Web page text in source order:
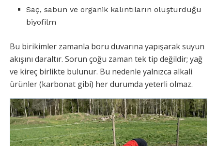
Saç, sabun ve organik kalıntıların oluşturduğu
biyofilm
Bu birikimler zamanla boru duvarına yapışarak suyun
akışını daraltır. Sorun çoğu zaman tek tip değildir; yağ
ve kireç birlikte bulunur. Bu nedenle yalnızca alkali
ürünler (karbonat gibi) her durumda yeterli olmaz.